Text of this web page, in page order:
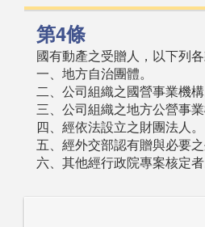
第4條
國有動產之受贈人，以下列各
一、地方自治團體。
二、公司組織之國營事業機構
三、公司組織之地方公營事業
四、經依法設立之財團法人。
五、經外交部認有贈與必要之
六、其他經行政院專案核定者